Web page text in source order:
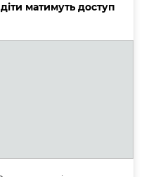
матимуть доступ